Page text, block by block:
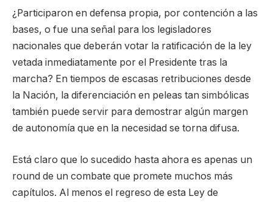
¿Participaron en defensa propia, por contención a las
bases, o fue una señal para los legisladores
nacionales que deberán votar la ratificación de la ley
vetada inmediatamente por el Presidente tras la
marcha? En tiempos de escasas retribuciones desde
la Nación, la diferenciación en peleas tan simbólicas
también puede servir para demostrar algún margen
de autonomía que en la necesidad se torna difusa.
Está claro que lo sucedido hasta ahora es apenas un
round de un combate que promete muchos más
capítulos. Al menos el regreso de esta Ley de